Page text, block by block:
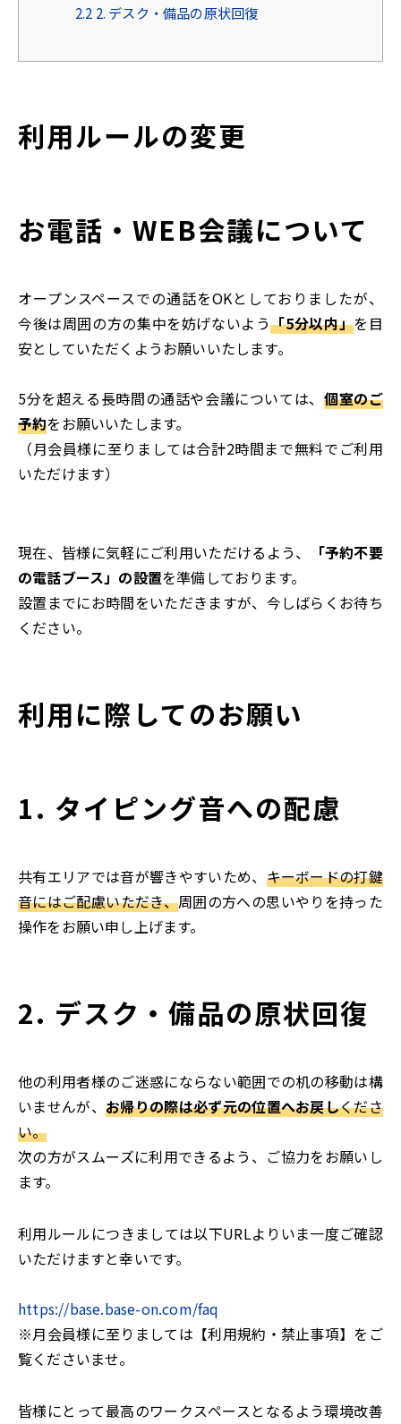
2.2 2. デスク・備品の原状回復
利用ルールの変更
お電話・WEB会議について
オープンスペースでの通話をOKとしておりましたが、
今後は周囲の方の集中を妨げないよう「5分以内」を目
安としていただくようお願いいたします。
5分を超える長時間の通話や会議については、 個室のご
予約をお願いいたします。
（月会員様に至りましては合計2時間まで無料でご利用
いただけます）
現在、皆様に気軽にご利用いただけるよう、
「予約不要
の電話ブース」の設置を準備しております。
設置までにお時間をいただきますが、今しばらくお待ち
ください。
利用に際してのお願い
1. タイピング音への配慮
共有エリアでは音が響きやすいため、 キーボードの打鍵
音にはご配慮いただき、周囲の方への思いやりを持った
操作をお願い申し上げます。
2. デスク・備品の原状回復
他の利用者様のご迷惑にならない範囲での机の移動は構
いませんが、 お帰りの際は必ず元の位置へお戻しくださ
い。
次の方がスムーズに利用できるよう、ご協力をお願いし
ます。
利用ルールにつきましては以下URLよりいま一度ご確認
いただけますと幸いです。
https://base.base-on.com/faq
※月会員様に至りましては【利用規約・禁止事項】をご
覧くださいませ。
皆様にとって最高のワークスペースとなるよう環境改善